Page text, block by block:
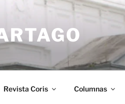
Revista Coris Columnas